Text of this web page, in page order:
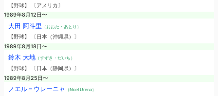
【野球】 〔アメリカ〕
1989年8月12日〜
大田 阿斗里 （おおた・あとり）
【野球】 〔日本（沖縄県）〕
1989年8月18日〜
鈴木 大地（すずき・だいち）
【野球】 〔日本（静岡県）〕
1989年8月25日〜
ノエル＝ウレーニャ （Noel Urena）